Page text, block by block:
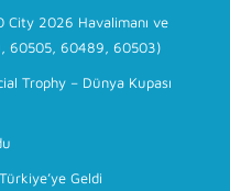
City 2026 Havalimanı ve
60505, 60489, 60503)
Trophy – Dünya Kupası
Geldi